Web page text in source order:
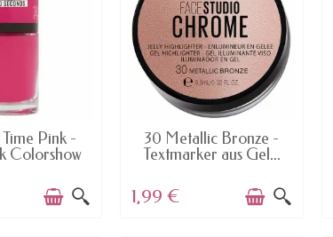
Pink -
Colorshow
AVAILABLE
30 Metallic Bronze -
Textmarker aus Gel...
1,99 €